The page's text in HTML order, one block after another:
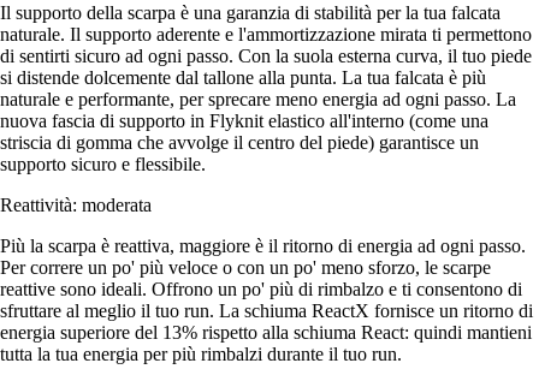
Il supporto della scarpa è una garanzia di stabilità per la tua falcata
naturale. Il supporto aderente e l'ammortizzazione mirata ti permettono
di sentirti sicuro ad ogni passo. Con la suola esterna curva, il tuo piede
si distende dolcemente dal tallone alla punta. La tua falcata è più
naturale e performante, per sprecare meno energia ad ogni passo. La
nuova fascia di supporto in Flyknit elastico all'interno (come una
striscia di gomma che avvolge il centro del piede) garantisce un
supporto sicuro e flessibile.
Reattività: moderata
Più la scarpa è reattiva, maggiore è il ritorno di energia ad ogni passo.
Per correre un po' più veloce o con un po' meno sforzo, le scarpe
reattive sono ideali. Offrono un po' più di rimbalzo e ti consentono di
sfruttare al meglio il tuo run. La schiuma ReactX fornisce un ritorno di
energia superiore del 13% rispetto alla schiuma React: quindi mantieni
tutta la tua energia per più rimbalzi durante il tuo run.